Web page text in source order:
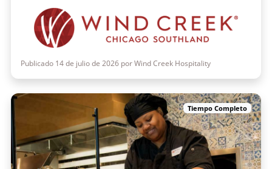
Publicado 14 de julio de 2026 por Wind Creek Hospitality
Tiempo Completo